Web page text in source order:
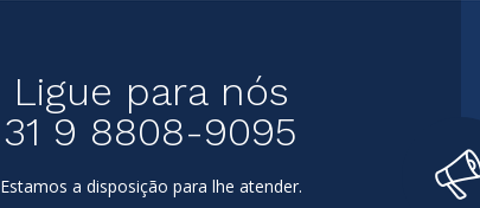
Ligue para nós
31 9 8808-9095
Estamos a disposição para lhe atender.